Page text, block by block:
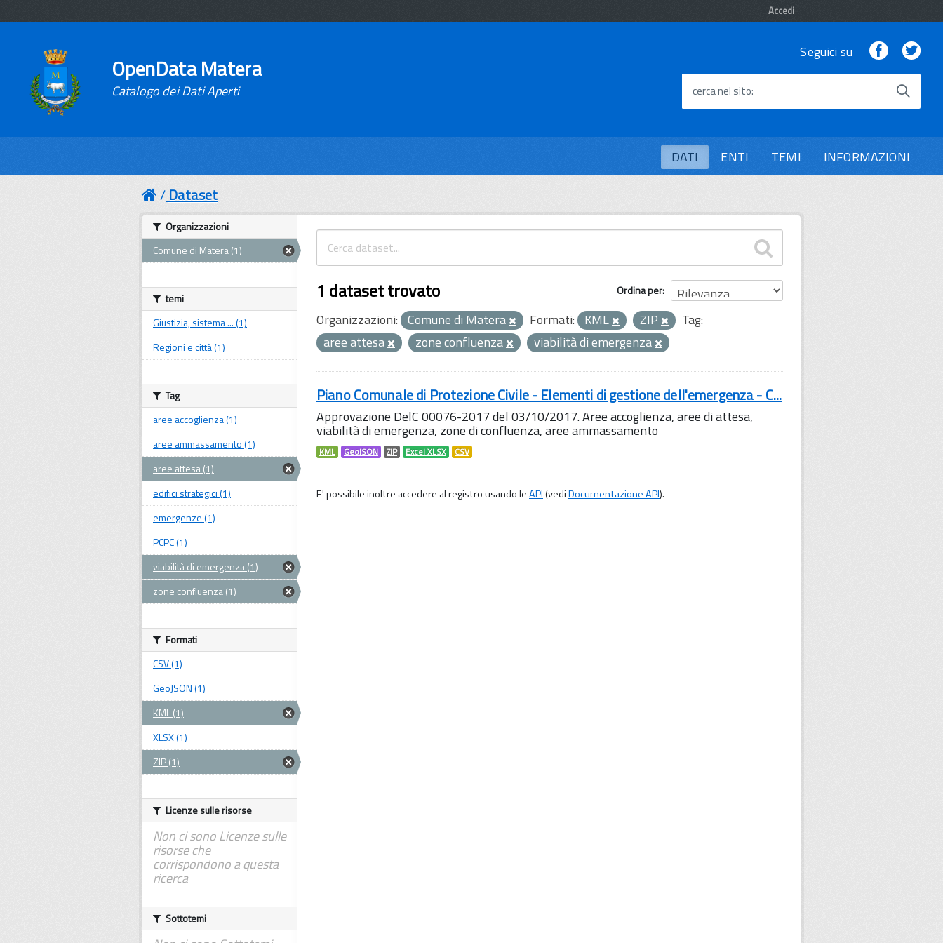
Accedi
OpenData Matera
Catalogo dei Dati Aperti
Seguici su Facebook
cerca nel sito
DATI ENTI TEMI INFORMAZIONI
Dataset
Ordina per
1 dataset trovato
Organizzazioni: Comune di Matera Formati: KML ZIP
Tag:
aree attesa
zone confluenza viabilità di emergenza
Piano Comunale di Protezione Civile - Elementi di gestione dell'emergenza - C...
Approvazione DelC 00076-2017 del 03/10/2017. Aree accoglienza, aree di attesa,
viabilità di emergenza, zone di confluenza, aree ammassamento
KML GeoJSON ZIP Excel XLSX CSV
E' possibile inoltre accedere al registro usando leAPI(vediDocumentazione API).
Organizzazioni
Comune di Matera (1)
temi
Giustizia, sistema ... (1)
Regioni e città (1)
Tag
aree accoglienza (1)
aree ammassamento (1)
aree attesa (1)
edifici strategici (1)
emergenze (1)
PCPC (1)
viabilità di emergenza (1)
zone confluenza (1)
Formati
CSV (1)
GeoJSON (1)
KML (1)
XLSX (1)
ZIP (1)
Licenze sulle risorse
Non ci sono Licenze sulle
risorse che
corrispondono a questa
ricerca
Sottotemi